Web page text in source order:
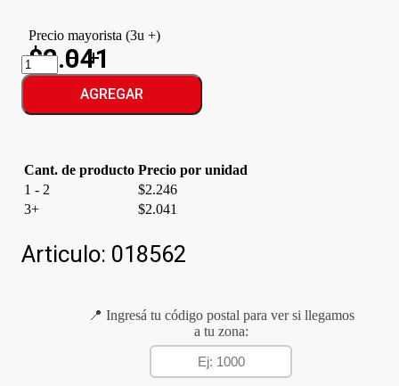
Precio mayorista (3u +)
$2.041
ESTILO
SPA
COLONIA
cantidad
AGREGAR
Cant. de producto Precio por unidad
1 - 2
$2.246
3+
$2.041
Articulo: 018562
📍 Ingresá tu código postal para ver si llegamos
a tu zona: